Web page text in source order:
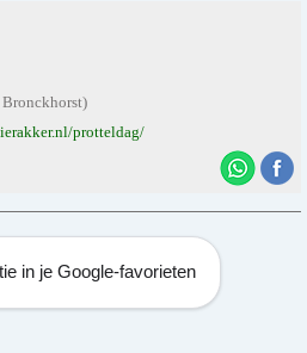
protteldag/
in je Google-favorieten